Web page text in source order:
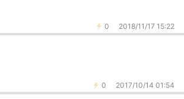
0 2018/11/17 15:22
0 2017/10/14 01:54